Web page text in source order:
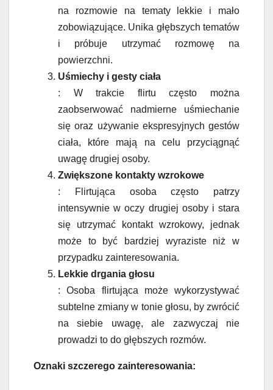
na rozmowie na tematy lekkie i mało
zobowiązujące. Unika głębszych tematów
i próbuje utrzymać rozmowę na
powierzchni.
Uśmiechy i gesty ciała
: W trakcie flirtu często można
zaobserwować nadmierne uśmiechanie
się oraz używanie ekspresyjnych gestów
ciała, które mają na celu przyciągnąć
uwagę drugiej osoby.
Zwiększone kontakty wzrokowe
: Flirtująca osoba często patrzy
intensywnie w oczy drugiej osoby i stara
się utrzymać kontakt wzrokowy, jednak
może to być bardziej wyraziste niż w
przypadku zainteresowania.
Lekkie drgania głosu
: Osoba flirtująca może wykorzystywać
subtelne zmiany w tonie głosu, by zwrócić
na siebie uwagę, ale zazwyczaj nie
prowadzi to do głębszych rozmów.
Oznaki szczerego zainteresowania: